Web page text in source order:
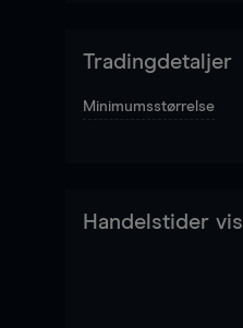
Tradingdetaljer
Minimumsstørrelse
Handelstider